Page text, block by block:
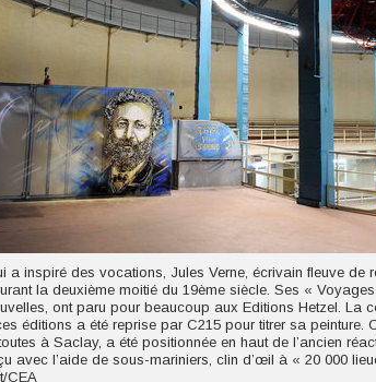
a inspiré des vocations, Jules Verne, écrivain fleuve de
la deuxième moitié du 19ème siècle. Ses «
ont paru pour beaucoup aux Editions Hetzel. La
éditions a été reprise par C215 pour titrer sa peinture.
à Saclay, a été positionnée en haut de l’ancien
avec l’aide de sous-mariniers, clin d’œil à « 20 000
CEA